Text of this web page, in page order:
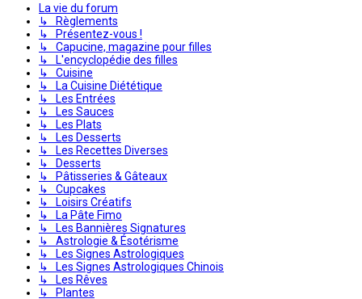
La vie du forum
↳ Règlements
↳ Présentez-vous !
↳ Capucine, magazine pour filles
↳ L'encyclopédie des filles
↳ Cuisine
↳ La Cuisine Diététique
↳ Les Entrées
↳ Les Sauces
↳ Les Plats
↳ Les Desserts
↳ Les Recettes Diverses
↳ Desserts
↳ Pâtisseries & Gâteaux
↳ Cupcakes
↳ Loisirs Créatifs
↳ La Pâte Fimo
↳ Les Bannières Signatures
↳ Astrologie & Ésotérisme
↳ Les Signes Astrologiques
↳ Les Signes Astrologiques Chinois
↳ Les Rêves
↳ Plantes